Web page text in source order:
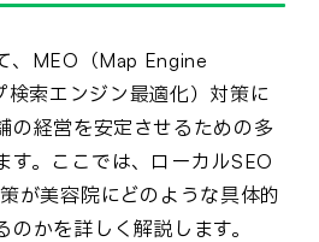
、MEO（Map Engine
索エンジン最適化）対策に
の経営を安定させるための多
す。ここでは、ローカルSEO
が美容院にどのような具体的
かを詳しく解説します。